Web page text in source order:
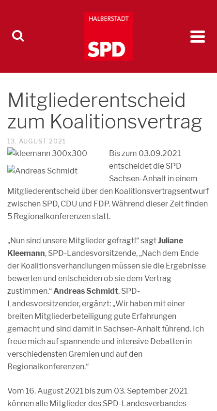
Mitgliederentscheid
zum Koalitionsvertrag
13. AUGUST 2021
Bis zum 03.09.2021
entscheidet die SPD
Sachsen-Anhalt in einem
Mitgliederentscheid über den Koalitionsvertragsentwurf
zwischen SPD, CDU und FDP. Während dieser Zeit finden
5 Regionalkonferenzen statt.
„Nun sind unsere Mitglieder gefragt!“ sagtJuliane
Kleemann, SPD-Landesvorsitzende, „Nach dem Ende
der Koalitionsverhandlungen müssen sie die Ergebnisse
bewerten und entscheiden ob sie dem Vertrag
zustimmen.“Andreas Schmidt, SPD-
Landesvorsitzender, ergänzt: „Wir haben mit einer
breiten Mitgliederbeteiligung gute Erfahrungen
gemacht und sind damit in Sachsen-Anhalt führend. Ich
freue mich auf spannende und intensive Debatten in
verschiedensten Gremien und auf den
Regionalkonferenzen.“
Vom 16. August 2021 bis zum 03. September 2021
können alle Mitglieder des SPD-Landesverbandes